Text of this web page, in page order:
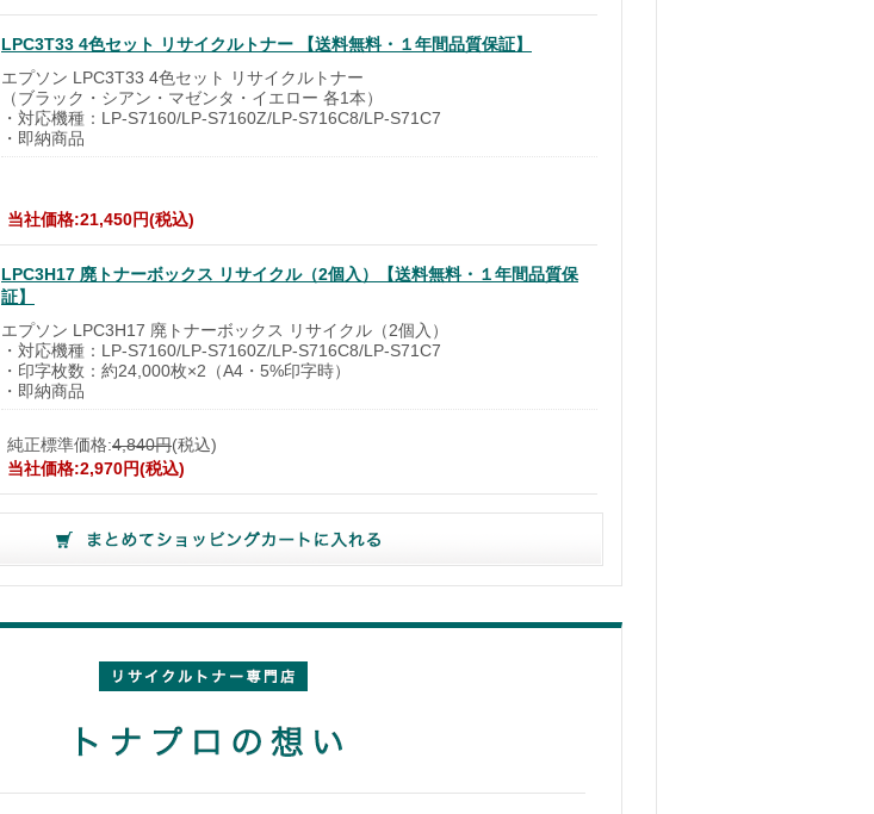
LPC3T33 4色セット リサイクルトナー 【送料無料・１年間品質保証】
エプソン LPC3T33 4色セット リサイクルトナー
（ブラック・シアン・マゼンタ・イエロー 各1本）
・対応機種：LP-S7160/LP-S7160Z/LP-S716C8/LP-S71C7
・即納商品
当社価格:21,450円(税込)
LPC3H17 廃トナーボックス リサイクル（2個入）【送料無料・１年間品質保
証】
エプソン LPC3H17 廃トナーボックス リサイクル（2個入）
・対応機種：LP-S7160/LP-S7160Z/LP-S716C8/LP-S71C7
・印字枚数：約24,000枚×2（A4・5%印字時）
・即納商品
純正標準価格:4,840円(税込)
当社価格:2,970円(税込)